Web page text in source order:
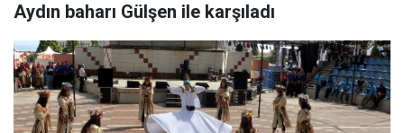
Aydın baharı Gülşen ile karşıladı